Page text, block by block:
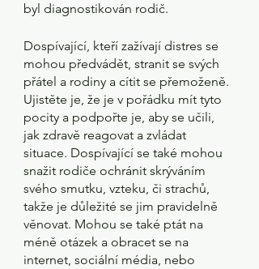
byl diagnostikován rodič.
Dospívající, kteří zažívají distres se
mohou předvádět, stranit se svých
přátel a rodiny a cítit se přemoženě.
Ujistěte je, že je v pořádku mít tyto
pocity a podpořte je, aby se učili,
jak zdravě reagovat a zvládat
situace. Dospívající se také mohou
snažit rodiče ochránit skrýváním
svého smutku, vzteku, či strachů,
takže je důležité se jim pravidelně
věnovat. Mohou se také ptát na
méně otázek a obracet se na
internet, sociální média, nebo